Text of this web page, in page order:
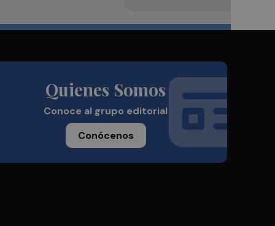
Quienes Somos
Conoce al grupo editorial
Conócenos